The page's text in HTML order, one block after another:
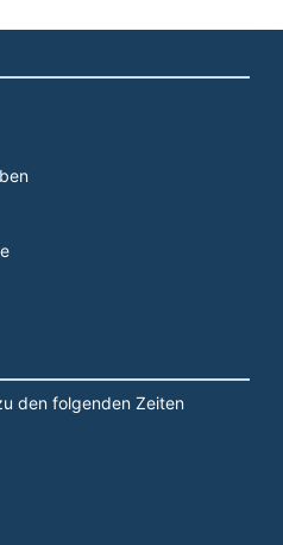
den folgenden Zeiten